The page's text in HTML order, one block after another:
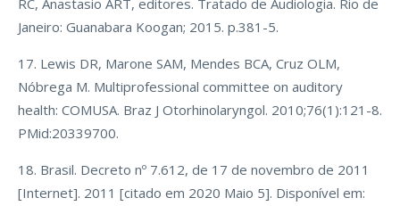
RC, Anastasio ART, editores. Tratado de Audiologia. Rio de
Janeiro: Guanabara Koogan; 2015. p.381-5.
17. Lewis DR, Marone SAM, Mendes BCA, Cruz OLM,
Nóbrega M. Multiprofessional committee on auditory
health: COMUSA. Braz J Otorhinolaryngol. 2010;76(1):121-8.
PMid:20339700.
18. Brasil. Decreto nº 7.612, de 17 de novembro de 2011
[Internet]. 2011 [citado em 2020 Maio 5]. Disponível em: